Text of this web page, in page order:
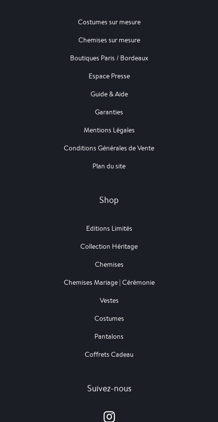
Costumes sur mesure
Chemises sur mesure
Boutiques Paris / Bordeaux
Espace Presse
Guide & Aide
Garanties
Mentions Légales
Conditions Générales de Vente
Plan du site
Shop
Editions Limités
Collection Héritage
Chemises
Chemises Mariage | Cérémonie
Vestes
Costumes
Pantalons
Coffrets Cadeau
Suivez-nous